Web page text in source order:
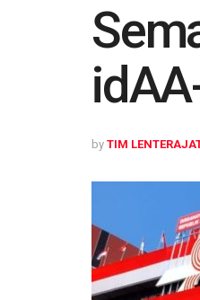
by TIM